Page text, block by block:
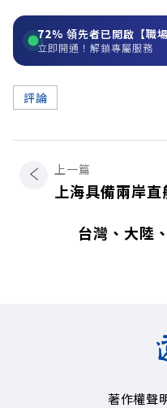
72% 領先者已開啟【職場
立即開通！解鎖專屬服務
評論
上一篇
上海具備兩岸直
台灣、大陸
著作權聲